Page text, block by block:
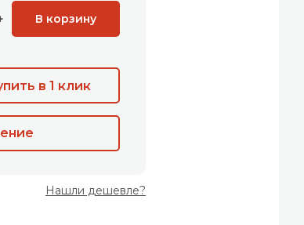
в 1 клик
В корзину
Нашли дешевле?